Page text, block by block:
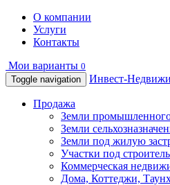
О компании
Услуги
Контакты
Мои варианты 0
Toggle navigation
Инвест-
Продажа
Земли
Земли
Земли под жилую
Участки под
Коммерческая
Дома, Коттеджи,